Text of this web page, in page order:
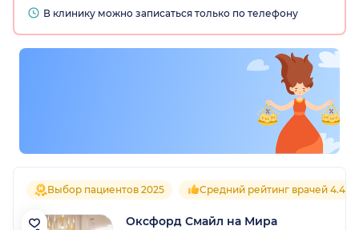
В клинику можно записаться только по телефону
Выбор пациентов 2025 Средний рейтинг врачей 4.4
Оксфорд Смайл на Мира